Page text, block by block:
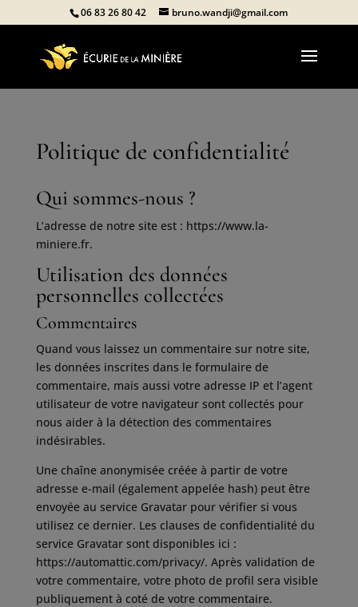
g', 'G-1N0MM5GD60');
06 83 26 80 42 bruno.wandji@gmail.com
Politique de confidentialité
Qui sommes-nous ?
L’adresse de notre site est : https://www.la-
miniere.fr.
Utilisation des données
personnelles collectées
Commentaires
Quand vous laissez un commentaire sur notre site,
les données inscrites dans le formulaire de
commentaire, mais aussi votre adresse IP et l’agent
utilisateur de votre navigateur sont collectés pour
nous aider à la détection des commentaires
indésirables.
Une chaîne anonymisée créée à partir de votre
adresse e-mail (également appelée hash) peut être
envoyée au service Gravatar pour vérifier si vous
utilisez ce dernier. Les clauses de confidentialité du
service Gravatar sont disponibles ici :
https://automattic.com/privacy/. Après validation de
votre commentaire, votre photo de profil sera visible
publiquement à coté de votre commentaire.